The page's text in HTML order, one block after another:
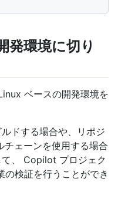
環境に切り
ベースの開発環境を
ドする場合や、リポジ
チェーンを使用する場合
、 Copilot プロジェク
の検証を行うことができ